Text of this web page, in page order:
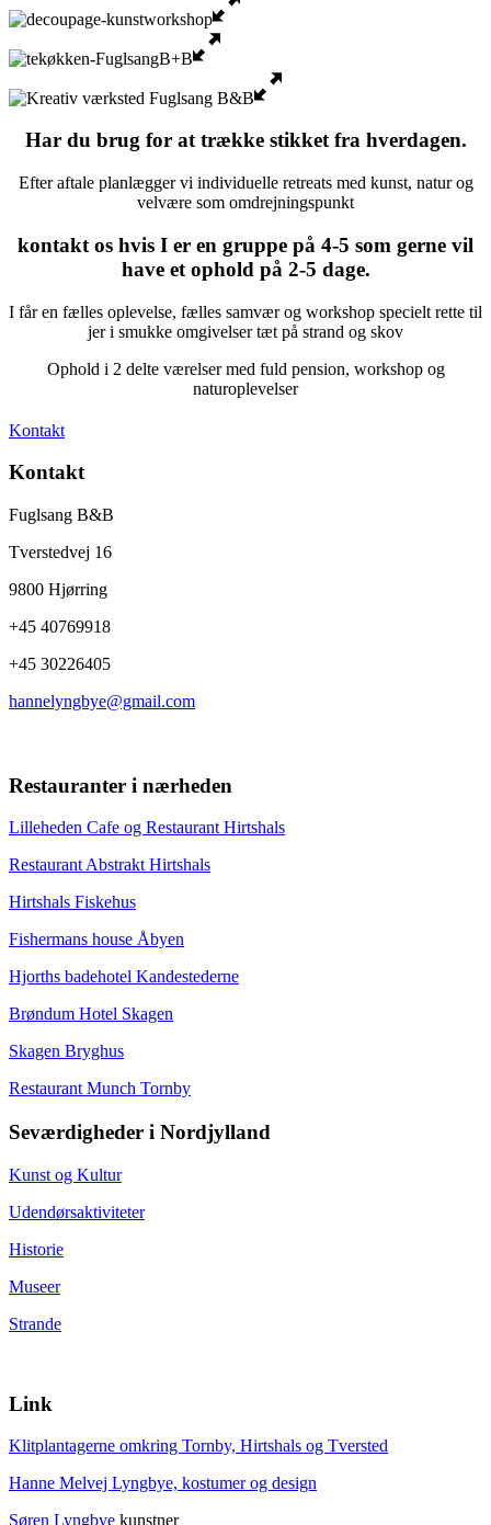
Har du brug for at trække stikket fra hverdagen.
Efter aftale planlægger vi individuelle retreats med kunst, natur og
velvære som omdrejningspunkt
kontakt os hvis I er en gruppe på 4-5 som gerne vil
have et ophold på 2-5 dage.
I får en fælles oplevelse, fælles samvær og workshop specielt rette til
jer i smukke omgivelser tæt på strand og skov
Ophold i 2 delte værelser med fuld pension, workshop og
naturoplevelser
Kontakt
Kontakt
Fuglsang B&B
Tverstedvej 16
9800 Hjørring
+45 40769918
+45 30226405
hannelyngbye@gmail.com
Restauranter i nærheden
Lilleheden Cafe og Restaurant Hirtshals
Restaurant Abstrakt Hirtshals
Hirtshals Fiskehus
Fishermans house Åbyen
Hjorths badehotel Kandestederne
Brøndum Hotel Skagen
Skagen Bryghus
Restaurant Munch Tornby
Seværdigheder i Nordjylland
Kunst og Kultur
Udendørsaktiviteter
Historie
Museer
Strande
Link
Klitplantagerne omkring Tornby, Hirtshals og Tversted
Hanne Melvej Lyngbye, kostumer og design
Søren Lyngbye kunstner